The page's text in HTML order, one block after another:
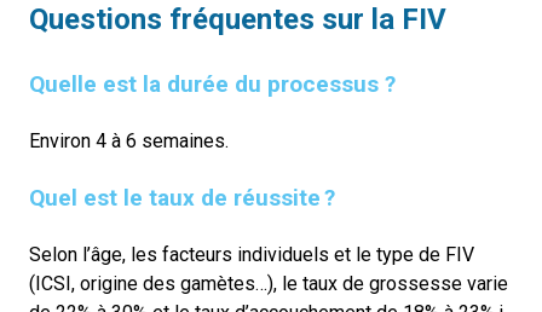
Questions fréquentes sur la FIV
Quelle est la durée du processus ?
Environ 4 à 6 semaines.
Quel est le taux de réussite ?
Selon l’âge, les facteurs individuels et le type de FIV
(ICSI, origine des gamètes…), le taux de grossesse varie